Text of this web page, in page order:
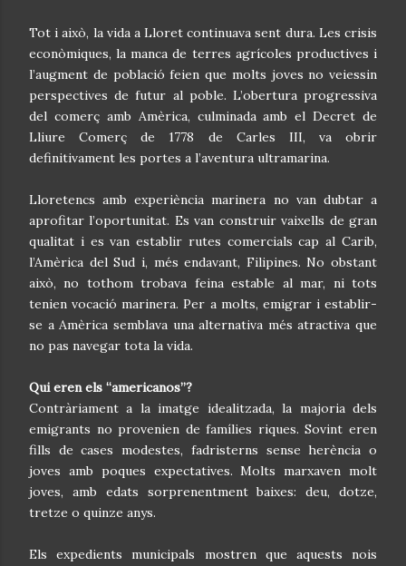
Tot i això, la vida a Lloret continuava sent dura. Les crisis
econòmiques, la manca de terres agrícoles productives i
l’augment de població feien que molts joves no veiessin
perspectives de futur al poble. L’obertura progressiva
del comerç amb Amèrica, culminada amb el Decret de
Lliure Comerç de 1778 de Carles III, va obrir
definitivament les portes a l’aventura ultramarina.
Lloretencs amb experiència marinera no van dubtar a
aprofitar l’oportunitat. Es van construir vaixells de gran
qualitat i es van establir rutes comercials cap al Carib,
l’Amèrica del Sud i, més endavant, Filipines. No obstant
això, no tothom trobava feina estable al mar, ni tots
tenien vocació marinera. Per a molts, emigrar i establir-
se a Amèrica semblava una alternativa més atractiva que
no pas navegar tota la vida.
Qui eren els “americanos”?
Contràriament a la imatge idealitzada, la majoria dels
emigrants no provenien de famílies riques. Sovint eren
fills de cases modestes, fadristerns sense herència o
joves amb poques expectatives. Molts marxaven molt
joves, amb edats sorprenentment baixes: deu, dotze,
tretze o quinze anys.
Els expedients municipals mostren que aquests nois